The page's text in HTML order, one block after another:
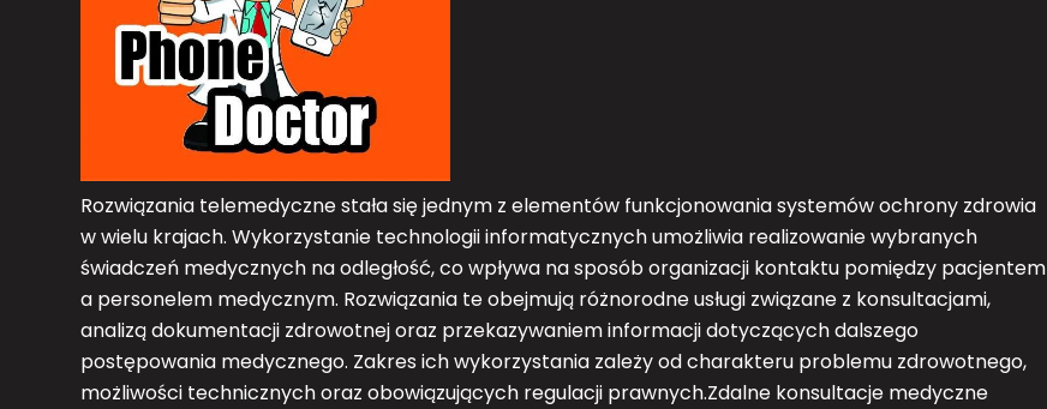
Rozwiązania telemedyczne stała się jednym z elementów funkcjonowania systemów ochrony zdrowia
w wielu krajach. Wykorzystanie technologii informatycznych umożliwia realizowanie wybranych
świadczeń medycznych na odległość, co wpływa na sposób organizacji kontaktu pomiędzy pacjentem
a personelem medycznym. Rozwiązania te obejmują różnorodne usługi związane z konsultacjami,
analizą dokumentacji zdrowotnej oraz przekazywaniem informacji dotyczących dalszego
postępowania medycznego. Zakres ich wykorzystania zależy od charakteru problemu zdrowotnego,
możliwości technicznych oraz obowiązujących regulacji prawnych.Zdalne konsultacje medyczne